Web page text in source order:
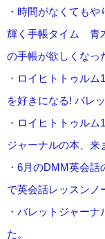
・ 時間がなくてもや
輝く手帳タイム 青
の手帳が欲しくなっ
・ ロイヒトトゥルム
を好きになる! バレ
・ ロイヒトトゥル
ジャーナルの本、来
・ 6月のDMM英会話
で英会話レッスンノ
・ バレットジャーナ
た。